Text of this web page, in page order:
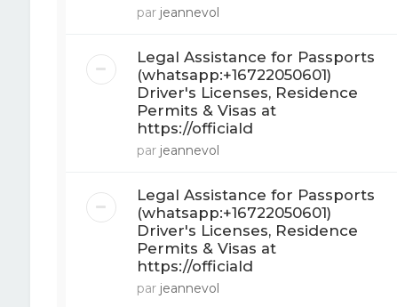
par jeannevol
Legal Assistance for Passports
(whatsapp:+16722050601)
Driver's Licenses, Residence
Permits & Visas at
https://officiald
par jeannevol
Legal Assistance for Passports
(whatsapp:+16722050601)
Driver's Licenses, Residence
Permits & Visas at
https://officiald
par jeannevol